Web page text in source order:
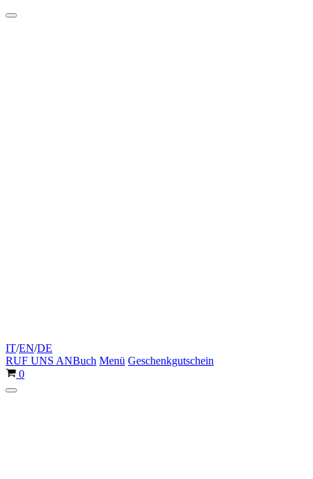
Navigationsmenü
IT/EN/DE
RUF UNS ANBuch Menü Geschenkgutschein
Warenkorb
0
Navigationsmenü